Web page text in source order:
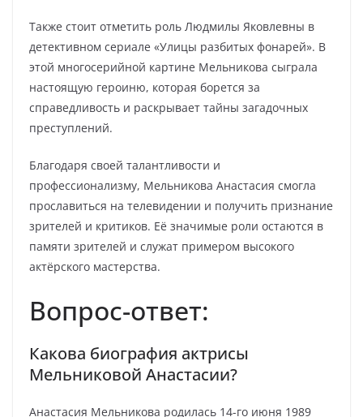
Также стоит отметить роль Людмилы Яковлевны в
детективном сериале «Улицы разбитых фонарей». В
этой многосерийной картине Мельникова сыграла
настоящую героиню, которая борется за
справедливость и раскрывает тайны загадочных
преступлений.
Благодаря своей талантливости и
профессионализму, Мельникова Анастасия смогла
прославиться на телевидении и получить признание
зрителей и критиков. Её значимые роли остаются в
памяти зрителей и служат примером высокого
актёрского мастерства.
Вопрос-ответ:
Какова биография актрисы
Мельниковой Анастасии?
Анастасия Мельникова родилась 14-го июня 1989